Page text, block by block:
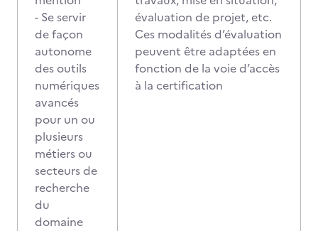
- Se servir
de façon
autonome
des outils
numériques
avancés
pour un ou
plusieurs
métiers ou
secteurs de
recherche
du
domaine
évaluation de projet, etc.
Ces modalités d’évaluation
peuvent être adaptées en
fonction de la voie d’accès
à la certification